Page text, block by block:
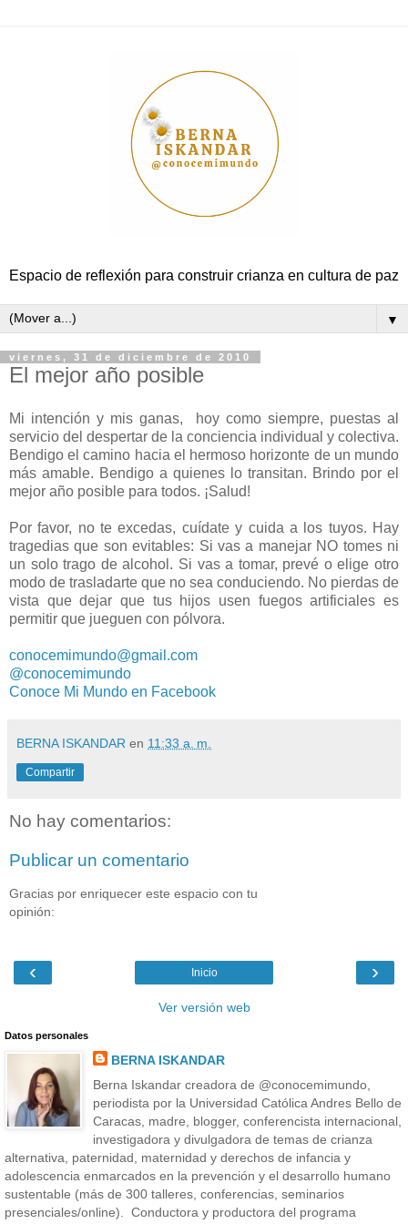
Espacio de reflexión para construir crianza en cultura de paz
▼
viernes, 31 de diciembre de 2010
El mejor año posible
Mi intención y mis ganas, hoy como siempre, puestas al
servicio del despertar de la conciencia individual y colectiva.
Bendigo el camino hacia el hermoso horizonte de un mundo
más amable. Bendigo a quienes lo transitan. Brindo por el
mejor año posible para todos. ¡Salud!
Por favor, no te excedas, cuídate y cuida a los tuyos. Hay
tragedias que son evitables: Si vas a manejar NO tomes ni
un solo trago de alcohol. Si vas a tomar, prevé o elige otro
modo de trasladarte que no sea conduciendo. No pierdas de
vista que dejar que tus hijos usen fuegos artificiales es
permitir que jueguen con pólvora.
conocemimundo@gmail.com
@conocemimundo
Conoce Mi Mundo en Facebook
BERNA ISKANDAR en 11:33 a. m.
Compartir
No hay comentarios:
Publicar un comentario
Gracias por enriquecer este espacio con tu
opinión:
‹ ›
Inicio
Ver versión web
Datos personales
BERNA ISKANDAR
Berna Iskandar creadora de @conocemimundo,
periodista por la Universidad Católica Andres Bello de
Caracas, madre, blogger, conferencista internacional,
investigadora y divulgadora de temas de crianza
alternativa, paternidad, maternidad y derechos de infancia y
adolescencia enmarcados en la prevención y el desarrollo humano
sustentable (más de 300 talleres, conferencias, seminarios
presenciales/online). Conductora y productora del programa